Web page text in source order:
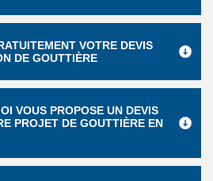
VOTRE DEVIS
DE GOUTTIÈRE
VOUS PROPOSE UN DEVIS
PROJET DE GOUTTIÈRE EN